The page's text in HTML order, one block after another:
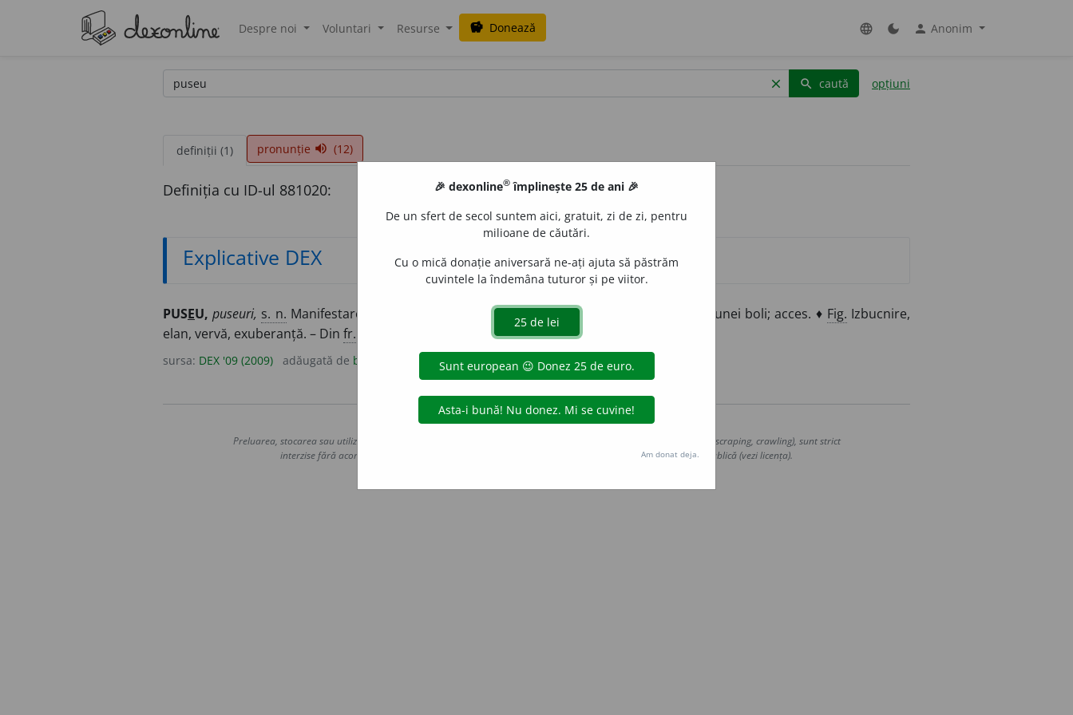
Despre noi Voluntari Resurse savings Donează language dark_mode person Anonim
clear search caută opțiuni
definiții (1) pronunție volume_up (12)
Definiția cu ID-ul 881020:
Explicative DEX
PUSEU, puseuri, s. n. Manifestare bruscă și puternică (însoțită de ridicarea temperaturii) a unei boli; acces. ♦ Fig. Izbucnire,
elan, vervă, exuberanță. – Din fr.
sursa: DEX '09 (2009) adăugată de blaurb. acțiuni
Copyright © 2004-2026 dexonline (https://dexonline.ro)
Preluarea, stocarea sau utilizarea datelor de pe acest site, inclusiv prin orice metode de extragere automată (web scraping, crawling), sunt strict
interzise fără acordul nostru prealabil scris, cu excepția seturilor de date oferite oficial spre utilizare publică (vezi licența).
🎉 dexonline® împlinește 25 de ani 🎉
De un sfert de secol suntem aici, gratuit, zi de zi, pentru
milioane de căutări.
Cu o mică donație aniversară ne-ați ajuta să păstrăm
cuvintele la îndemâna tuturor și pe viitor.
Am donat deja.